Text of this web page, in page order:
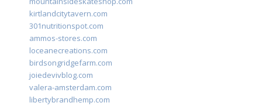
kirtlandcitytavern.com
301nutritionspot.com
ammos-stores.com
loceanecreations.com
birdsongridgefarm.com
joiedevivblog.com
valera-amsterdam.com
libertybrandhemp.com